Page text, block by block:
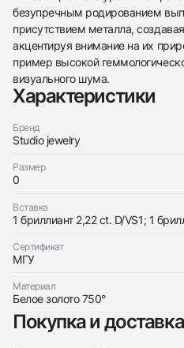
438
285
145
142
205
204
195
150
6
безупречным родированием
присутствием металла,
акцентируя внимание на их
пример высокой
визуального шума.
Характеристики
Бренд
Studio jewelry
Размер
0
Вставка
1 бриллиант 2,22 ct. D/VS1; 1
Сертификат
МГУ
Материал
Белое золото 750°
Покупка и доставка
Купить эти часы
с вами
Studio jewelry
Трейд-ин часов
Оставьте ваши контактные
Серьги с
НовыеКоробка +